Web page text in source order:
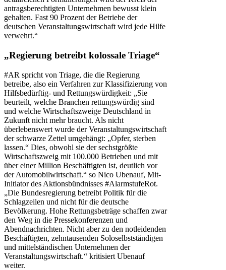
antragsberechtigten Unternehmen bewusst klein
gehalten. Fast 90 Prozent der Betriebe der
deutschen Veranstaltungswirtschaft wird jede Hilfe
verwehrt.“
„Regierung betreibt kolossale Triage“
#AR spricht von Triage, die die Regierung
betreibe, also ein Verfahren zur Klassifizierung von
Hilfsbedürftig- und Rettungswürdigkeit: „Sie
beurteilt, welche Branchen rettungswürdig sind
und welche Wirtschaftszweige Deutschland in
Zukunft nicht mehr braucht. Als nicht
überlebenswert wurde der Veranstaltungswirtschaft
der schwarze Zettel umgehängt: „Opfer, sterben
lassen.“ Dies, obwohl sie der sechstgrößte
Wirtschaftszweig mit 100.000 Betrieben und mit
über einer Million Beschäftigten ist, deutlich vor
der Automobilwirtschaft.“ so Nico Ubenauf, Mit-
Initiator des Aktionsbündnisses #AlarmstufeRot.
„Die Bundesregierung betreibt Politik für die
Schlagzeilen und nicht für die deutsche
Bevölkerung. Hohe Rettungsbeträge schaffen zwar
den Weg in die Pressekonferenzen und
Abendnachrichten. Nicht aber zu den notleidenden
Beschäftigten, zehntausenden Soloselbstständigen
und mittelständischen Unternehmen der
Veranstaltungswirtschaft.“ kritisiert Ubenauf
weiter.